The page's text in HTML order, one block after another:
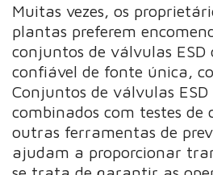
Muitas vezes, os
plantas preferem
conjuntos de válvulas ESD
confiável de fonte única,
Conjuntos de válvulas ESD
combinados com testes de
outras ferramentas de
ajudam a proporcionar